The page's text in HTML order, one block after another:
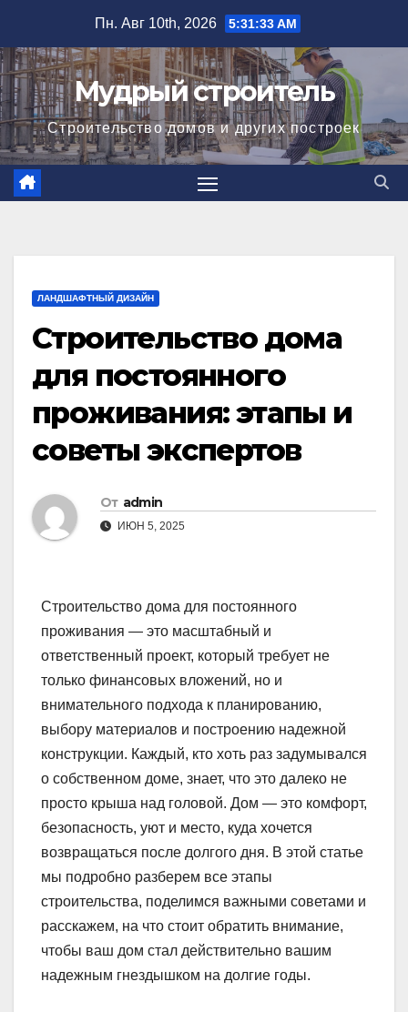
содержимому
Пн. Авг 10th, 2026 5:31:34 AM
Мудрый строитель
Строительство домов и других построек
ЛАНДШАФТНЫЙ ДИЗАЙН
Строительство дома
для постоянного
проживания: этапы и
советы экспертов
От admin
ИЮН 5, 2025
Строительство дома для постоянного
проживания — это масштабный и
ответственный проект, который требует не
только финансовых вложений, но и
внимательного подхода к планированию,
выбору материалов и построению надежной
конструкции. Каждый, кто хоть раз задумывался
о собственном доме, знает, что это далеко не
просто крыша над головой. Дом — это комфорт,
безопасность, уют и место, куда хочется
возвращаться после долгого дня. В этой статье
мы подробно разберем все этапы
строительства, поделимся важными советами и
расскажем, на что стоит обратить внимание,
чтобы ваш дом стал действительно вашим
надежным гнездышком на долгие годы.